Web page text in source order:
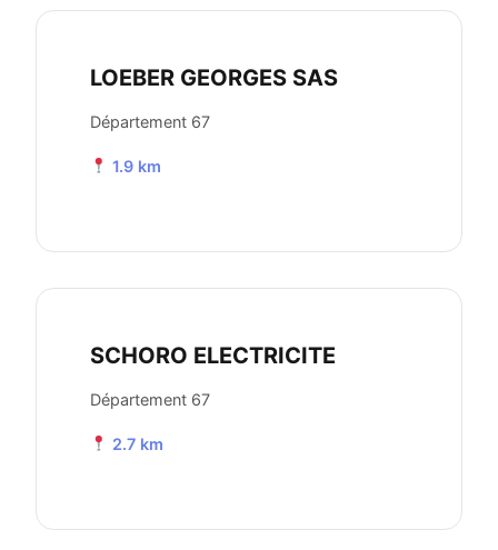
LOEBER GEORGES SAS
Département 67
1.9 km
SCHORO ELECTRICITE
Département 67
2.7 km